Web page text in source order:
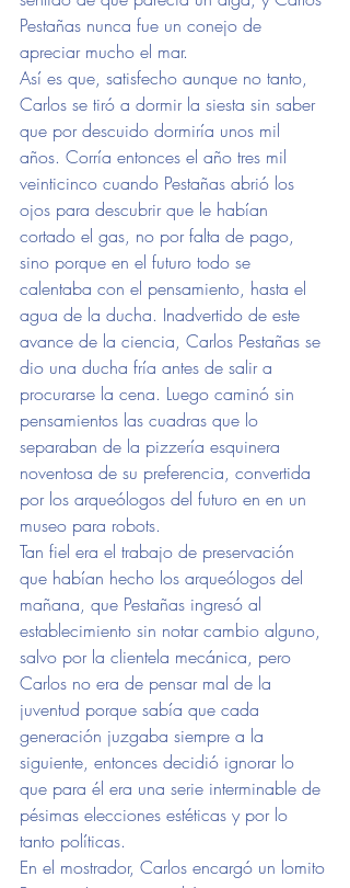
Pestañas nunca fue un conejo de
apreciar mucho el mar.
Así es que, satisfecho aunque no tanto,
Carlos se tiró a dormir la siesta sin saber
que por descuido dormiría unos mil
años. Corría entonces el año tres mil
veinticinco cuando Pestañas abrió los
ojos para descubrir que le habían
cortado el gas, no por falta de pago,
sino porque en el futuro todo se
calentaba con el pensamiento, hasta el
agua de la ducha. Inadvertido de este
avance de la ciencia, Carlos Pestañas se
dio una ducha fría antes de salir a
procurarse la cena. Luego caminó sin
pensamientos las cuadras que lo
separaban de la pizzería esquinera
noventosa de su preferencia, convertida
por los arqueólogos del futuro en en un
museo para robots.
Tan fiel era el trabajo de preservación
que habían hecho los arqueólogos del
mañana, que Pestañas ingresó al
establecimiento sin notar cambio alguno,
salvo por la clientela mecánica, pero
Carlos no era de pensar mal de la
juventud porque sabía que cada
generación juzgaba siempre a la
siguiente, entonces decidió ignorar lo
que para él era una serie interminable de
pésimas elecciones estéticas y por lo
tanto políticas.
En el mostrador, Carlos encargó un lomito